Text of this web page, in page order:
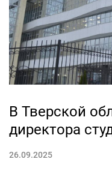
В Тверской
директора
26.09.2025